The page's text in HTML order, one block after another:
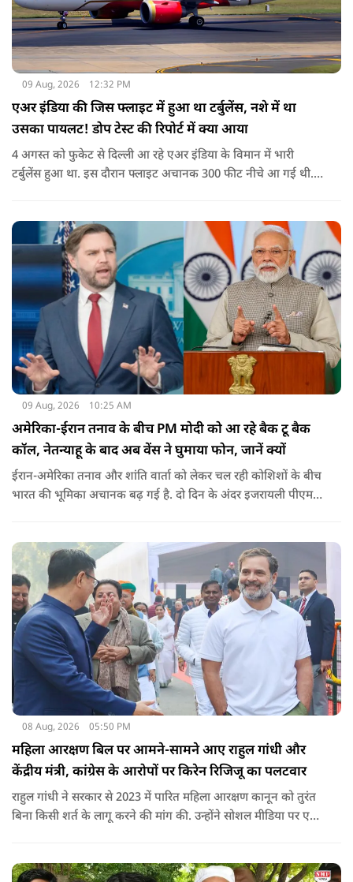
09 Aug, 2026 12:32 PM
एअर इंडिया की जिस फ्लाइट में हुआ था टर्बुलेंस, नशे में था
उसका पायलट! डोप टेस्ट की रिपोर्ट में क्या आया
4 अगस्त को फुकेट से दिल्ली आ रहे एअर इंडिया के विमान में भारी
टर्बुलेंस हुआ था. इस दौरान फ्लाइट अचानक 300 फीट नीचे आ गई थी.
09 Aug, 2026 10:25 AM
अमेरिका-ईरान तनाव के बीच PM मोदी को आ रहे बैक टू बैक
कॉल, नेतन्याहू के बाद अब वेंस ने घुमाया फोन, जानें क्यों
ईरान-अमेरिका तनाव और शांति वार्ता को लेकर चल रही कोशिशों के बीच
भारत की भूमिका अचानक बढ़ गई है. दो दिन के अंदर इजरायली पीएम
08 Aug, 2026 05:50 PM
महिला आरक्षण बिल पर आमने-सामने आए राहुल गांधी और
केंद्रीय मंत्री, कांग्रेस के आरोपों पर किरेन रिजिजू का पलटवार
राहुल गांधी ने सरकार से 2023 में पारित महिला आरक्षण कानून को तुरंत
बिना किसी शर्त के लागू करने की मांग की. उन्होंने सोशल मीडिया पर एक